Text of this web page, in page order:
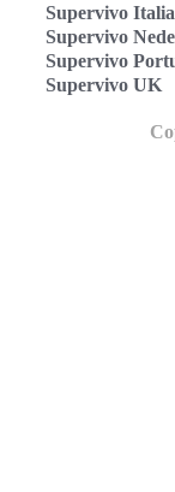
Supervivo Italia
Supervivo
Supervivo
Supervivo UK